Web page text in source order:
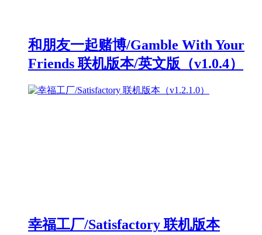
和朋友一起赌博/Gamble With Your
Friends 联机版本/英文版（v1.0.4）
幸福工厂/Satisfactory 联机版本